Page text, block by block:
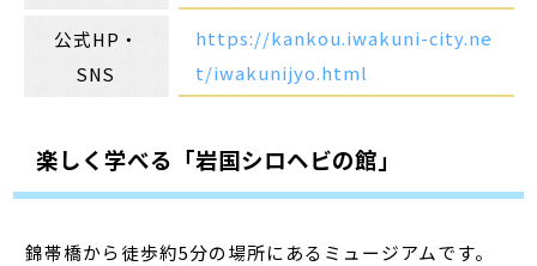
公式HP・
SNS
https://kankou.iwakuni-city.ne
t/iwakunijyo.html
楽しく学べる「岩国シロヘビの館」
錦帯橋から徒歩約5分の場所にあるミュージアムです。